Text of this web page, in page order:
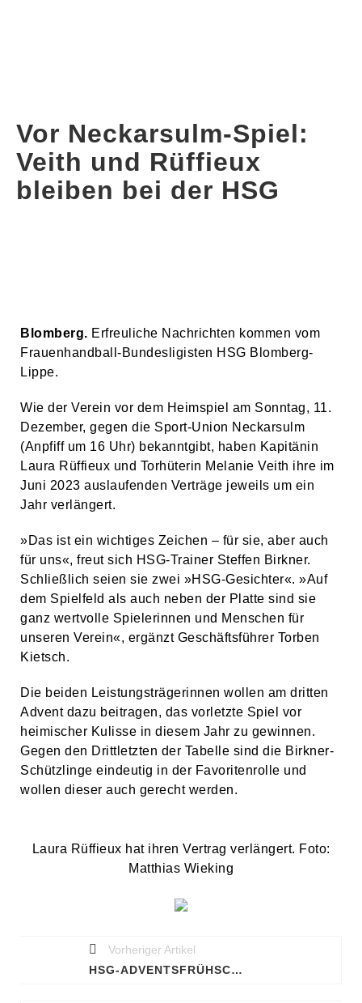
Vor Neckarsulm-Spiel:
Veith und Rüffieux
bleiben bei der HSG
Blomberg. Erfreuliche Nachrichten kommen vom
Frauenhandball-Bundesligisten HSG Blomberg-
Lippe.
Wie der Verein vor dem Heimspiel am Sonntag, 11.
Dezember, gegen die Sport-Union Neckarsulm
(Anpfiff um 16 Uhr) bekanntgibt, haben Kapitänin
Laura Rüffieux und Torhüterin Melanie Veith ihre im
Juni 2023 auslaufenden Verträge jeweils um ein
Jahr verlängert.
»Das ist ein wichtiges Zeichen – für sie, aber auch
für uns«, freut sich HSG-Trainer Steffen Birkner.
Schließlich seien sie zwei »HSG-Gesichter«. »Auf
dem Spielfeld als auch neben der Platte sind sie
ganz wertvolle Spielerinnen und Menschen für
unseren Verein«, ergänzt Geschäftsführer Torben
Kietsch.
Die beiden Leistungsträgerinnen wollen am dritten
Advent dazu beitragen, das vorletzte Spiel vor
heimischer Kulisse in diesem Jahr zu gewinnen.
Gegen den Drittletzten der Tabelle sind die Birkner-
Schützlinge eindeutig in der Favoritenrolle und
wollen dieser auch gerecht werden.
Laura Rüffieux hat ihren Vertrag verlängert. Foto:
Matthias Wieking
Vorheriger Artikel
HSG-ADVENTSFRÜHSCHOPPEN IM AUTOHAUS HACHE